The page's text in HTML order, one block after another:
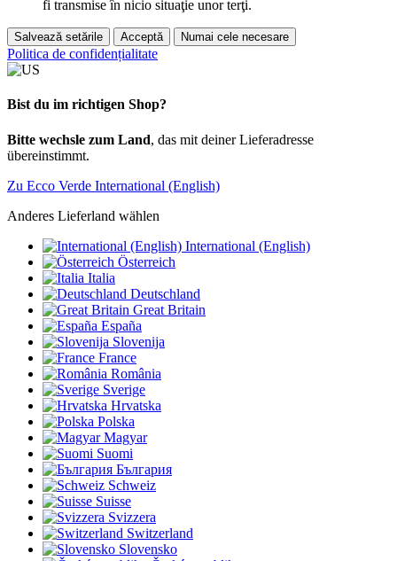
fi transmise în nicio situaţie unor terţi.
Salvează setările Acceptă Numai cele necesare
Politica de confidențialitate
Bist du im richtigen Shop?
Bitte wechsle zum Land, das mit deiner Lieferadresse
übereinstimmt.
Zu Ecco Verde International (English)
Anderes Lieferland wählen
International (English)
Österreich
Italia
Deutschland
Great Britain
España
Slovenija
France
România
Sverige
Hrvatska
Polska
Magyar
Suomi
България
Schweiz
Suisse
Svizzera
Switzerland
Slovensko